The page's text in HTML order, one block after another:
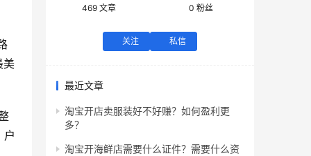
美
户
469 文章 0 粉丝
关注 私信
最近文章
淘宝开店卖服装好不好赚？如何盈利更
多？
淘宝开海鲜店需要什么证件？需要什么资